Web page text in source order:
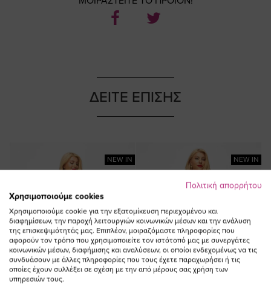
NEW IN NEW IN
ΔΕΙΤΕ ΕΠΙΣΗΣ
Πολιτική απορρήτου
Χρησιμοποιούμε cookies
Χρησιμοποιούμε cookie για την εξατομίκευση περιεχομένου και
διαφημίσεων, την παροχή λειτουργιών κοινωνικών μέσων και την ανάλυση
της επισκεψιμότητάς μας. Επιπλέον, μοιραζόμαστε πληροφορίες που
αφορούν τον τρόπο που χρησιμοποιείτε τον ιστότοπό μας με συνεργάτες
κοινωνικών μέσων, διαφήμισης και αναλύσεων, οι οποίοι ενδεχομένως να τις
συνδυάσουν με άλλες πληροφορίες που τους έχετε παραχωρήσει ή τις
οποίες έχουν συλλέξει σε σχέση με την από μέρους σας χρήση των
υπηρεσιών τους.